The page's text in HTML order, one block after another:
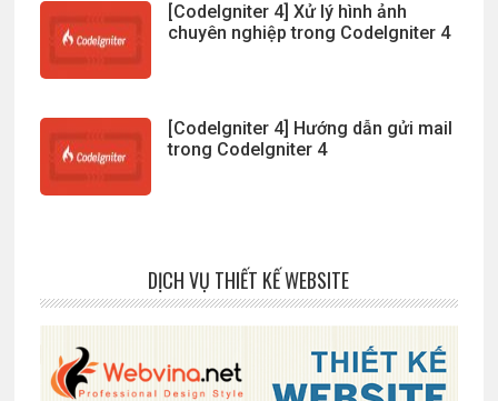
[CodeIgniter 4] Xử lý hình ảnh
chuyên nghiệp trong CodeIgniter 4
[CodeIgniter 4] Hướng dẫn gửi mail
trong CodeIgniter 4
DỊCH VỤ THIẾT KẾ WEBSITE